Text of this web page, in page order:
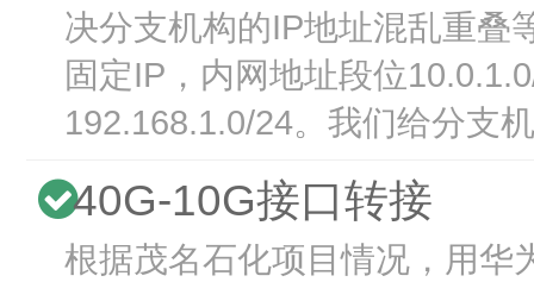
决分支机构的IP地址混乱重
固定IP，内网地址段位
192.168.1.0/24。我们给分支
40G-10G接口转接
根据茂名石化项目情况，用华